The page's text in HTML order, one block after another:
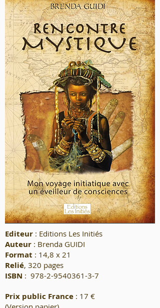
Editeur : Editions Les Initiés
Auteur : Brenda GUIDI
Format : 14,8 x 21
Relié, 320 pages
ISBN : 978-2-9540361-3-7
Prix public France : 17 €